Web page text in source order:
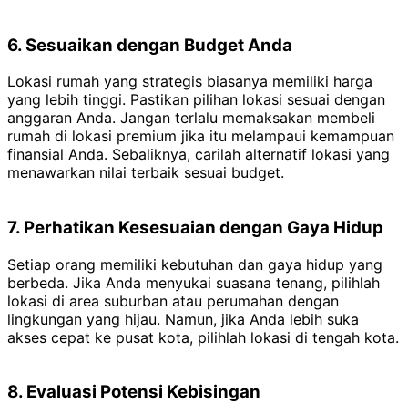
6. Sesuaikan dengan Budget Anda
Lokasi rumah yang strategis biasanya memiliki harga
yang lebih tinggi. Pastikan pilihan lokasi sesuai dengan
anggaran Anda. Jangan terlalu memaksakan membeli
rumah di lokasi premium jika itu melampaui kemampuan
finansial Anda. Sebaliknya, carilah alternatif lokasi yang
menawarkan nilai terbaik sesuai budget.
7. Perhatikan Kesesuaian dengan Gaya Hidup
Setiap orang memiliki kebutuhan dan gaya hidup yang
berbeda. Jika Anda menyukai suasana tenang, pilihlah
lokasi di area suburban atau perumahan dengan
lingkungan yang hijau. Namun, jika Anda lebih suka
akses cepat ke pusat kota, pilihlah lokasi di tengah kota.
8. Evaluasi Potensi Kebisingan